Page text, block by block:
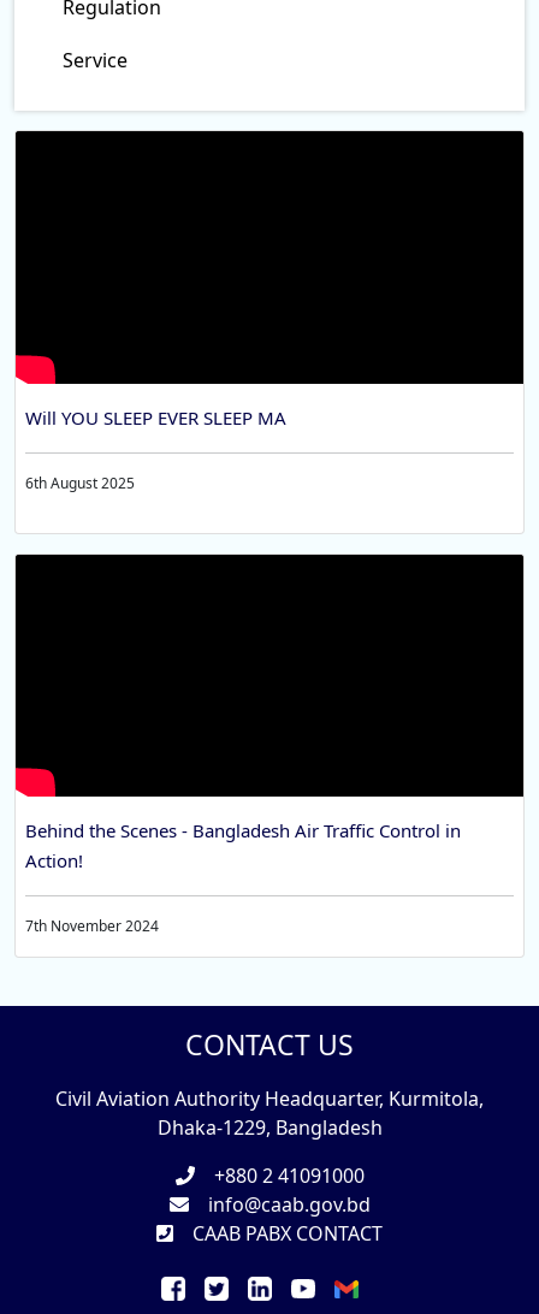
Regulation
Service
Will YOU SLEEP EVER SLEEP MA
6th August 2025
Behind the Scenes - Bangladesh Air Traffic Control in
Action!
7th November 2024
CONTACT US
Civil Aviation Authority Headquarter, Kurmitola,
Dhaka-1229, Bangladesh
+880 2 41091000
info@caab.gov.bd
CAAB PABX CONTACT